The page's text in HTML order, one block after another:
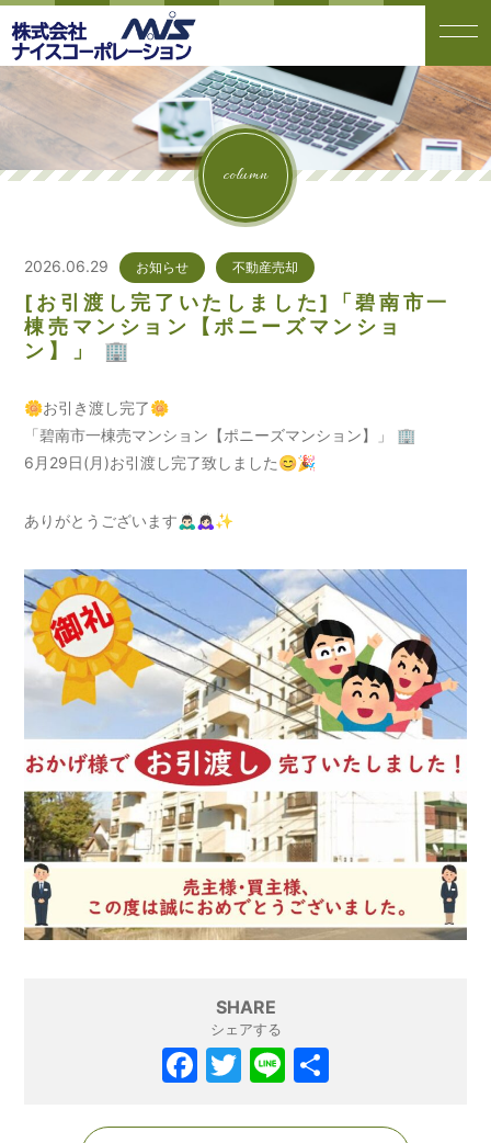
column
2026.06.29 お知らせ 不動産売却
[お引渡し完了いたしました]「碧南市一
棟売マンション【ポニーズマンショ
ン】」 🏢
🌼お引き渡し完了🌼
「碧南市一棟売マンション【ポニーズマンション】」 🏢
6月29日(月)お引渡し完了致しました😊🎉
ありがとうございます🙇🏻‍♂️🙇🏻‍♀️✨
SHARE
シェアする